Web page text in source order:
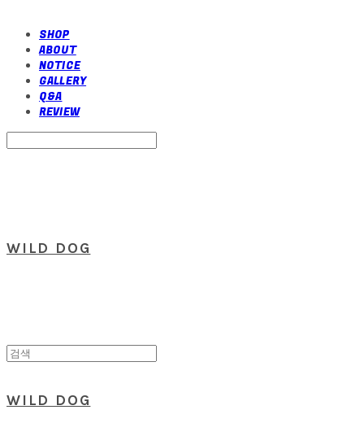
SHOP
ABOUT
NOTICE
GALLERY
Q&A
REVIEW
WILD DOG
WILD DOG